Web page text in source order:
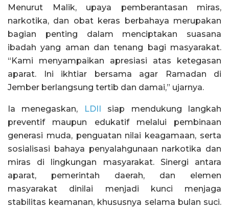
Menurut Malik, upaya pemberantasan miras,
narkotika, dan obat keras berbahaya merupakan
bagian penting dalam menciptakan suasana
ibadah yang aman dan tenang bagi masyarakat.
“Kami menyampaikan apresiasi atas ketegasan
aparat. Ini ikhtiar bersama agar Ramadan di
Jember berlangsung tertib dan damai,” ujarnya.
Ia menegaskan, LDII siap mendukung langkah
preventif maupun edukatif melalui pembinaan
generasi muda, penguatan nilai keagamaan, serta
sosialisasi bahaya penyalahgunaan narkotika dan
miras di lingkungan masyarakat. Sinergi antara
aparat, pemerintah daerah, dan elemen
masyarakat dinilai menjadi kunci menjaga
stabilitas keamanan, khususnya selama bulan suci.